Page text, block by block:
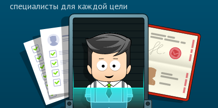
специалисты для каждой цели